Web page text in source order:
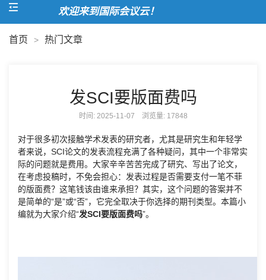
欢迎来到国际会议云！
首页 > 热门文章
发SCI要版面费吗
时间: 2025-11-07 浏览量: 17848
对于很多初次接触学术发表的研究者，尤其是研究生和年轻学
者来说，SCI论文的发表流程充满了各种疑问，其中一个非常实
际的问题就是费用。大家辛辛苦苦完成了研究、写出了论文，
在考虑投稿时，不免会担心：发表过程是否需要支付一笔不菲
的版面费？这笔钱该由谁来承担？其实，这个问题的答案并不
是简单的“是”或“否”，它完全取决于你选择的期刊类型。本篇小
编就为大家介绍“发SCI要版面费吗”。